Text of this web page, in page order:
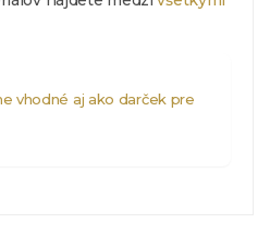
vhodné aj ako darček pre